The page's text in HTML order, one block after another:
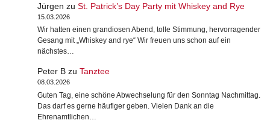
Jürgen zu St. Patrick’s Day Party mit Whiskey and Rye
15.03.2026
Wir hatten einen grandiosen Abend, tolle Stimmung, hervorragender
Gesang mit „Whiskey and rye“ Wir freuen uns schon auf ein
nächstes…
Peter Bzu Tanztee
08.03.2026
Guten Tag, eine schöne Abwechselung für den Sonntag Nachmittag.
Das darf es gerne häufiger geben. Vielen Dank an die
Ehrenamtlichen…